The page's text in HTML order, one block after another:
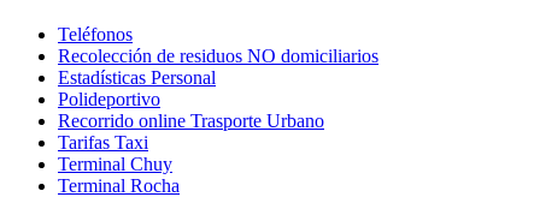
Teléfonos
Recolección de residuos NO domiciliarios
Estadísticas Personal
Polideportivo
Recorrido online Trasporte Urbano
Tarifas Taxi
Terminal Chuy
Terminal Rocha